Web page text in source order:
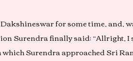
for some time, and,
Surendra finally said: “Allright,
Surendra approached Sri